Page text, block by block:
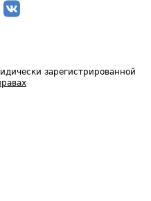
зарегистрированной